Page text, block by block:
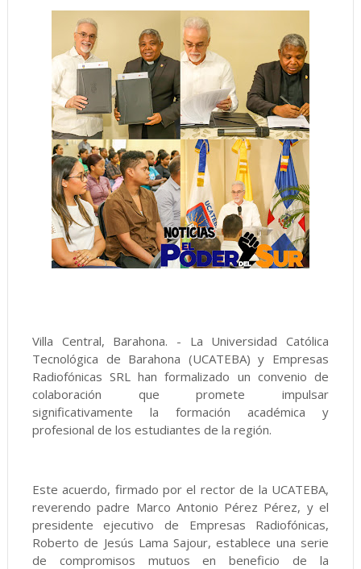
Villa Central, Barahona. - La Universidad Católica
Tecnológica de Barahona (UCATEBA) y Empresas
Radiofónicas SRL han formalizado un convenio de
colaboración que promete impulsar
significativamente la formación académica y
profesional de los estudiantes de la región.
Este acuerdo, firmado por el rector de la UCATEBA,
reverendo padre Marco Antonio Pérez Pérez, y el
presidente ejecutivo de Empresas Radiofónicas,
Roberto de Jesús Lama Sajour, establece una serie
de compromisos mutuos en beneficio de la